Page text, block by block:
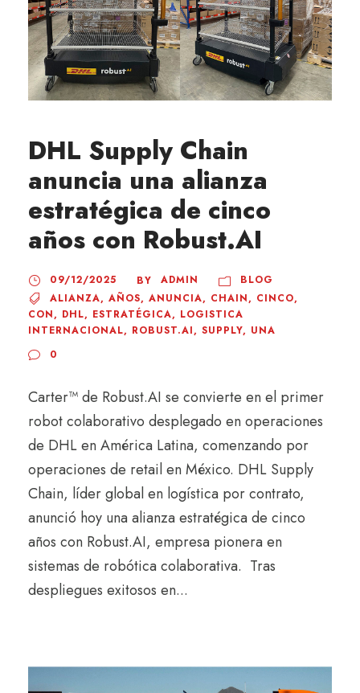
DHL Supply Chain
anuncia una alianza
estratégica de cinco
años con Robust.AI
09/12/2025 BY ADMIN
BLOG
ALIANZA, AÑOS, ANUNCIA, CHAIN, CINCO,
CON, DHL, ESTRATÉGICA, LOGISTICA
INTERNACIONAL, ROBUST.AI, SUPPLY, UNA
0
Carter™ de Robust.AI se convierte en el primer
robot colaborativo desplegado en operaciones
de DHL en América Latina, comenzando por
operaciones de retail en México. DHL Supply
Chain, líder global en logística por contrato,
anunció hoy una alianza estratégica de cinco
años con Robust.AI, empresa pionera en
sistemas de robótica colaborativa. Tras
despliegues exitosos en...